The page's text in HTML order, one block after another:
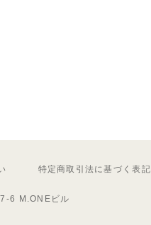
特定商取引法に基づく表記
6 M.ONEビル